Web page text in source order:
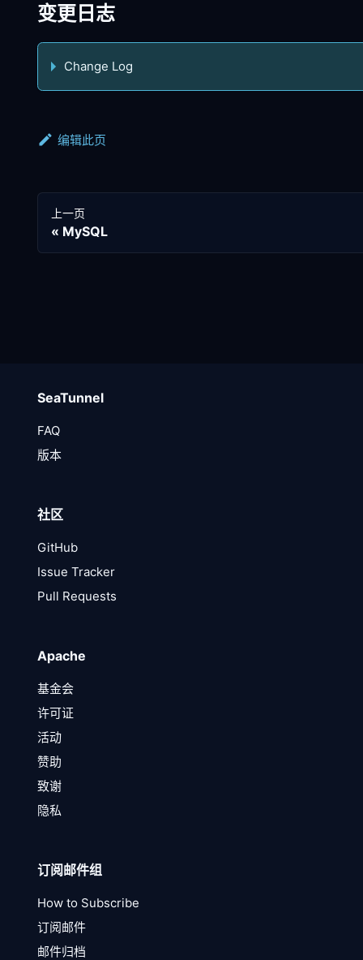
变更日志
Change Log
编辑此页
上一页
MySQL
SeaTunnel
FAQ
版本
社区
GitHub
Issue Tracker
Pull Requests
Apache
基金会
许可证
活动
赞助
致谢
隐私
订阅邮件组
How to Subscribe
订阅邮件
邮件归档